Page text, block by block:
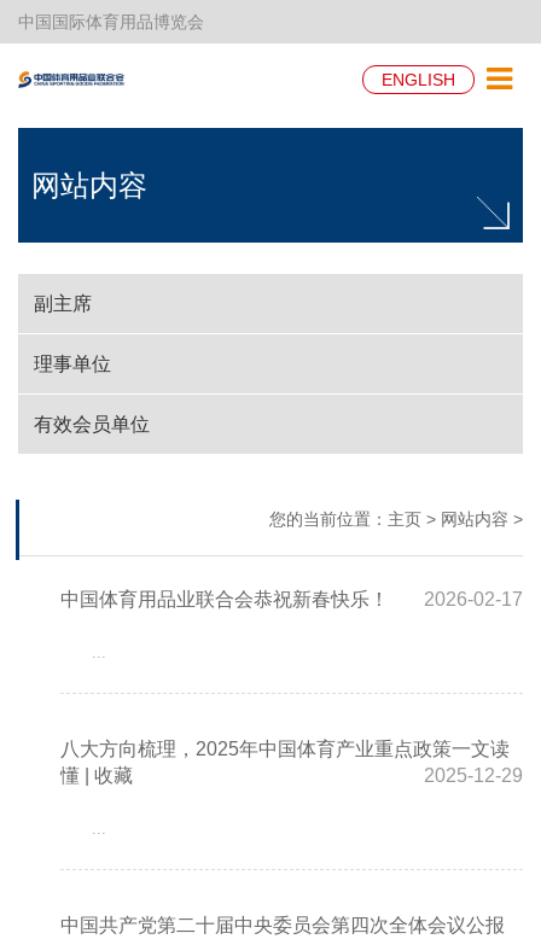
中国国际体育用品博览会
ENGLISH
网站内容
副主席
理事单位
有效会员单位
您的当前位置： 主页 > 网站内容 >
中国体育用品业联合会恭祝新春快乐！ 2026-02-17
八大方向梳理，2025年中国体育产业重点政策一文读
懂 | 收藏
2025-12-29
中国共产党第二十届中央委员会第四次全体会议公报